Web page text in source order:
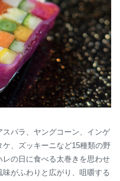
パラ、ヤングコーン、インゲ
、ズッキーニなど15種類の野
の日に食べる太巻きを思わせ
がふわりと広がり、咀嚼する